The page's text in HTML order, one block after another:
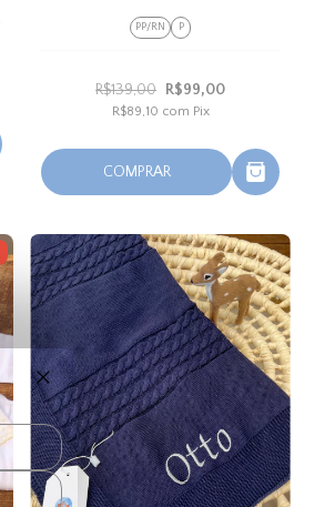
PP/RN P
R$139,00 R$99,00
R$89,10 com Pix
COMPRAR